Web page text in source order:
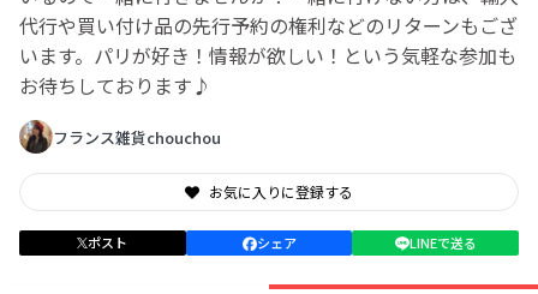
代行や買い付け品の先行予約の権利などのリターンもござ
います。パリが好き！情報が欲しい！という気軽な参加も
お待ちしております♪
フランス雑貨chouchou
お気に入りに登録する
ポスト シェア LINEで送る